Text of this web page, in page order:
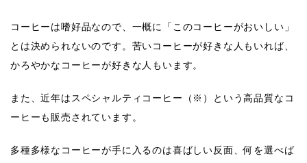
コーヒーは嗜好品なので、一概に「このコーヒーがおいしい」
とは決められないのです。苦いコーヒーが好きな人もいれば、
かろやかなコーヒーが好きな人もいます。
また、近年はスペシャルティコーヒー（※）という高品質なコ
ーヒーも販売されています。
多種多様なコーヒーが手に入るのは喜ばしい反面、何を選べば